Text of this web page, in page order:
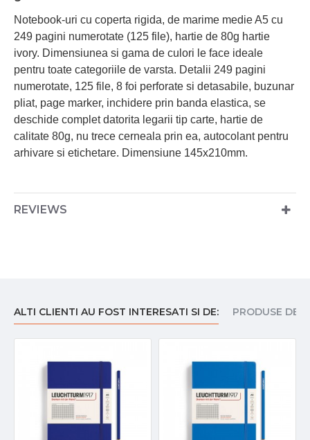
Notebook-uri cu coperta rigida, de marime medie A5 cu
249 pagini numerotate (125 file), hartie de 80g hartie
ivory. Dimensiunea si gama de culori le face ideale
pentru toate categoriile de varsta. Detalii 249 pagini
numerotate, 125 file, 8 foi perforate si detasabile, buzunar
pliat, page marker, inchidere prin banda elastica, se
deschide complet datorita legarii tip carte, hartie de
calitate 80g, nu trece cerneala prin ea, autocolant pentru
arhivare si etichetare. Dimensiune 145x210mm.
REVIEWS
ALTI CLIENTI AU FOST INTERESATI SI DE: PRODUSE DE